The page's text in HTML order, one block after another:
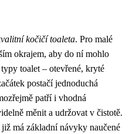
kočičí toaleta. Pro malé
okrajem, aby do ní mohlo
toalet – otevřené, kryté
postačí jednoduchá
patří i vhodná
měnit a udržovat v čistotě.
má základní návyky naučené